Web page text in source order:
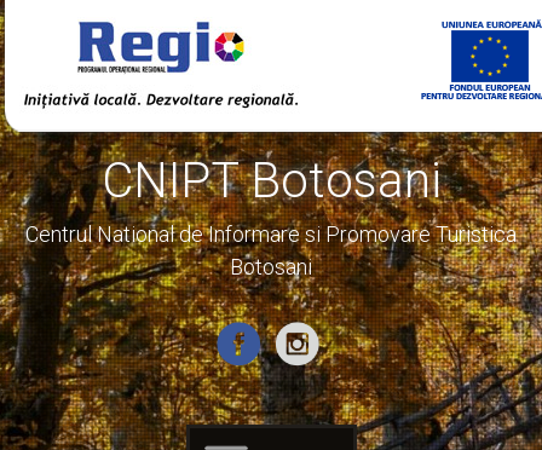
CNIPT Botosani
Centrul National de Informare si Promovare Turistica
Botosani